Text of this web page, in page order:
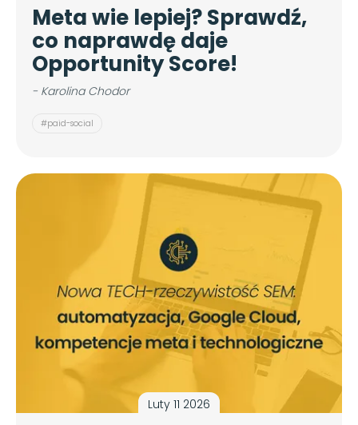
Meta wie lepiej? Sprawdź,
co naprawdę daje
Opportunity Score!
- Karolina Chodor
#paid-social
Luty 11 2026